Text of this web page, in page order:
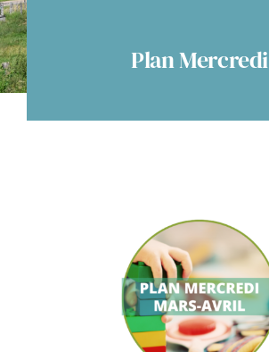
Espace citoyens
Plan Mercredi